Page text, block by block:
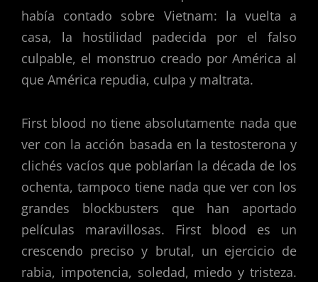
había contado sobre Vietnam: la vuelta a
casa, la hostilidad padecida por el falso
culpable, el monstruo creado por América al
que América repudia, culpa y maltrata.
First blood no tiene absolutamente nada que
ver con la acción basada en la testosterona y
clichés vacíos que poblarían la década de los
ochenta, tampoco tiene nada que ver con los
grandes blockbusters que han aportado
películas maravillosas. First blood es un
crescendo preciso y brutal, un ejercicio de
rabia, impotencia, soledad, miedo y tristeza.